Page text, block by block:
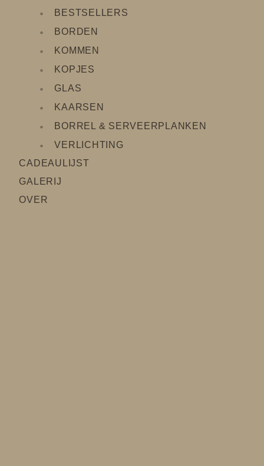
BESTSELLERS
BORDEN
KOMMEN
KOPJES
GLAS
KAARSEN
BORREL & SERVEERPLANKEN
VERLICHTING
CADEAULIJST
GALERIJ
OVER